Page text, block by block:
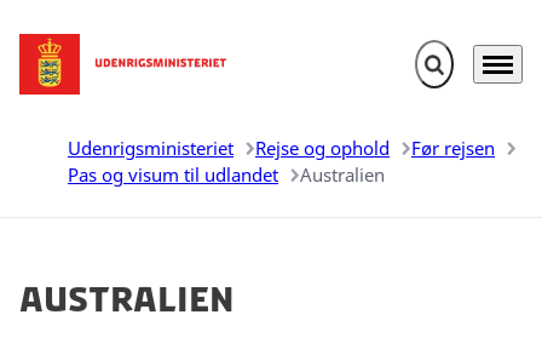
Gå til forsiden Fold søgefelt
Menu
Udenrigsministeriet Rejse og ophold
Før rejsen
Pas og visum til udlandet
Australien
Australien